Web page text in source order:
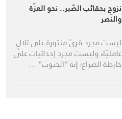
نزوح بحقائب الصّبر.. نحو العزّة
والنّصر
ليست مجرد قرىً منثورة على تلالٍ
عامليّة، وليست مجرد إحداثيات على
خارطة الصراع؛ إنه “الجنوب” …